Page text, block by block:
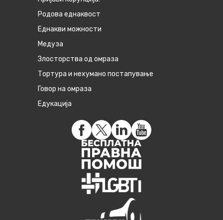
Родова еднаквост
Eднакви можности
Медуза
Злосторства од омраза
Тортура и нехумано постапување
Говор на омраза
Едукација